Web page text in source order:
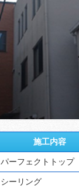
施工内容
パーフェクトトップ
シーリング